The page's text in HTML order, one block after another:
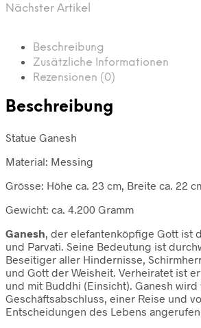
Nächster Artikel
Beschreibung
Zusätzliche Informationen
Rezensionen (0)
Beschreibung
Statue Ganesh
Material: Messing
Grösse: Höhe ca. 23 cm, Breite ca. 22
Gewicht: ca. 4.200 Gramm
Ganesh, der elefantenköpfige Gott ist
und Parvati. Seine Bedeutung ist
Beseitiger aller Hindernisse,
und Gott der Weisheit. Verheiratet ist
und mit Buddhi (Einsicht). Ganesh
Geschäftsabschluss, einer Reise und
Entscheidungen des Lebens angerufen